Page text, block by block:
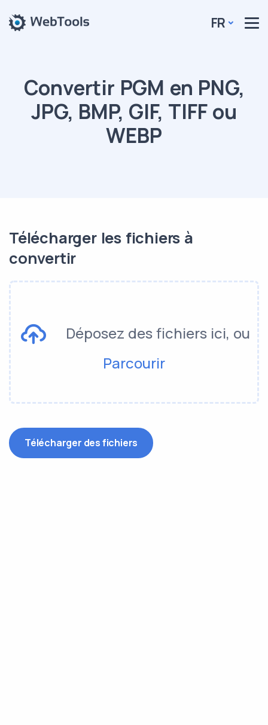
FR
Convertir PGM en PNG,
JPG, BMP, GIF, TIFF ou
WEBP
Télécharger les fichiers à
convertir
Déposez des fichiers ici, ou
Parcourir